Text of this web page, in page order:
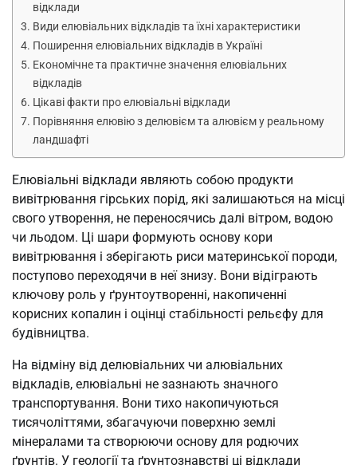
відклади
Види елювіальних відкладів та їхні характеристики
Поширення елювіальних відкладів в Україні
Економічне та практичне значення елювіальних
відкладів
Цікаві факти про елювіальні відклади
Порівняння елювію з делювієм та алювієм у реальному
ландшафті
Елювіальні відклади являють собою продукти
вивітрювання гірських порід, які залишаються на місці
свого утворення, не переносячись далі вітром, водою
чи льодом. Ці шари формують основу кори
вивітрювання і зберігають риси материнської породи,
поступово переходячи в неї знизу. Вони відіграють
ключову роль у ґрунтоутворенні, накопиченні
корисних копалин і оцінці стабільності рельєфу для
будівництва.
На відміну від делювіальних чи алювіальних
відкладів, елювіальні не зазнають значного
транспортування. Вони тихо накопичуються
тисячоліттями, збагачуючи поверхню землі
мінералами та створюючи основу для родючих
ґрунтів. У геології та ґрунтознавстві ці відклади